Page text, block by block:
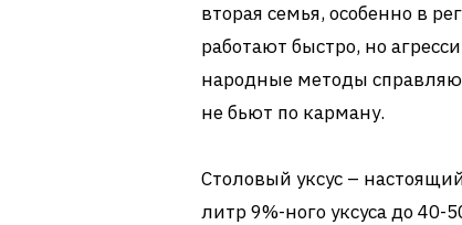
вторая семья, особенно в
работают быстро, но
народные методы
не бьют по карману.
Столовый уксус –
литр 9%-ного уксуса до 40-